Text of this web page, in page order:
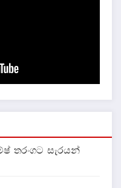
තරංගට සැරයන්